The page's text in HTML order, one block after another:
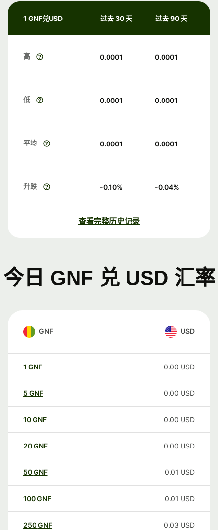
1 GNF兑USD 过去 30 天 过去 90 天
高 0.0001 0.0001
低 0.0001 0.0001
平均 0.0001 0.0001
升跌 -0.10% -0.04%
查看完整历史记录
今日 GNF 兑 USD 汇率
GNF USD
1 GNF 0.00 USD
5 GNF 0.00 USD
10GNF 0.00 USD
20GNF 0.00 USD
50GNF 0.01 USD
100GNF 0.01 USD
250GNF 0.03 USD